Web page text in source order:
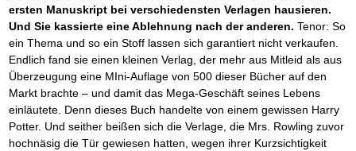
ersten Manuskript bei verschiedensten Verlagen hausieren.
Und Sie kassierte eine Ablehnung nach der anderen. Tenor: So
ein Thema und so ein Stoff lassen sich garantiert nicht verkaufen.
Endlich fand sie einen kleinen Verlag, der mehr aus Mitleid als aus
Überzeugung eine MIni-Auflage von 500 dieser Bücher auf den
Markt brachte – und damit das Mega-Geschäft seines Lebens
einläutete. Denn dieses Buch handelte von einem gewissen Harry
Potter. Und seither beißen sich die Verlage, die Mrs. Rowling zuvor
hochnäsig die Tür gewiesen hatten, wegen ihrer Kurzsichtigkeit